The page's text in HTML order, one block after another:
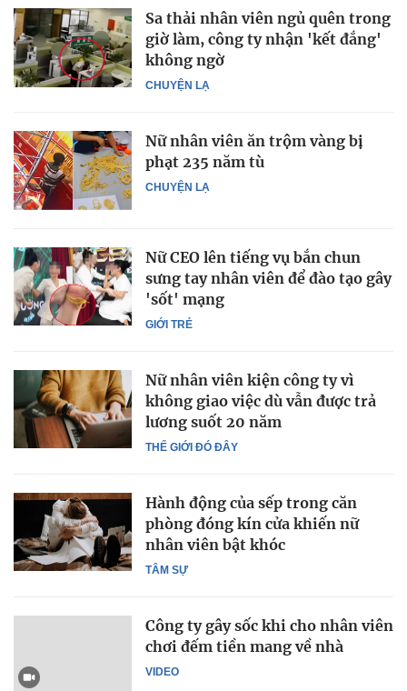
CHUYỆN LẠ
Sa thải nhân viên ngủ quên trong
giờ làm, công ty nhận 'kết đắng'
không ngờ
CHUYỆN LẠ
Nữ nhân viên ăn trộm vàng bị
phạt 235 năm tù
GIỚI TRẺ
Nữ CEO lên tiếng vụ bắn chun
sưng tay nhân viên để đào tạo gây
'sốt' mạng
THẾ GIỚI ĐÓ ĐÂY
Nữ nhân viên kiện công ty vì
không giao việc dù vẫn được trả
lương suốt 20 năm
TÂM SỰ
Hành động của sếp trong căn
phòng đóng kín cửa khiến nữ
nhân viên bật khóc
VIDEO
Công ty gây sốc khi cho nhân viên
chơi đếm tiền mang về nhà